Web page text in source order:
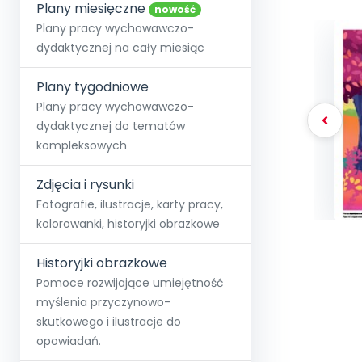
Społeczność
+48 12 631 04 10
kontakt@blizejprzedszkola.pl
O miesięczniku
Strona główna
Strefy,
O Akademii
Akademia
Poznaj pakiet MAX
Testuj przez 7 dni
E-
∞Pakiet
Pełen
Wszystkie projekty
Skontaktuj się
Dodaj wpis
Plany miesięczne nowość
Plany pracy wychowawczo-
dydaktycznej na cały miesiąc
Plany tygodniowe
Plany pracy wychowawczo-
dydaktycznej do tematów
kompleksowych
Zdjęcia i rysunki
Fotografie, ilustracje, karty pracy,
kolorowanki, historyjki obrazkowe
Historyjki obrazkowe
Pomoce rozwijające umiejętność
myślenia przyczynowo-
skutkowego i ilustracje do
opowiadań.